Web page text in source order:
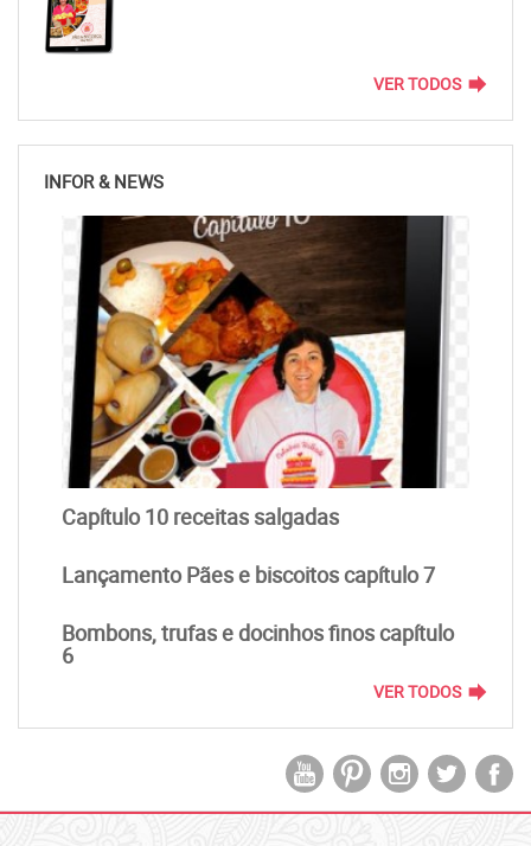
VER TODOS forward
INFOR & NEWS
Capítulo 10 receitas salgadas
Lançamento Pães e biscoitos capítulo 7
Bombons, trufas e docinhos finos capítulo
6
VER TODOS forward